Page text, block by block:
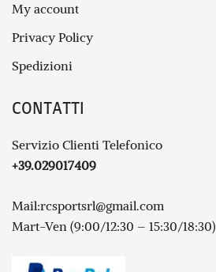
My account
Privacy Policy
Spedizioni
CONTATTI
Servizio Clienti Telefonico
+39.029017409
Mail:rcsportsrl@gmail.com
Mart-Ven (9:00/12:30 – 15:30/18:30)